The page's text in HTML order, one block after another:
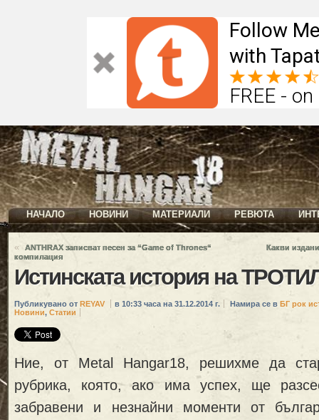
Follow
with
FREE -
НАЧАЛО НОВИНИ МАТЕРИАЛИ РЕВЮТА
«
ANTHRAX записват песен за “Game of Thrones“
компилация
Какви
Истинската история на
Публикувано от REYAV в 10:33 часа на 31.12.2014 г. Намира се в БГ рок
Новини, Статии
Ние, от Metal Hangar18, решихме да
рубрика, която, ако има успех, ще
забравени и незнайни моменти от